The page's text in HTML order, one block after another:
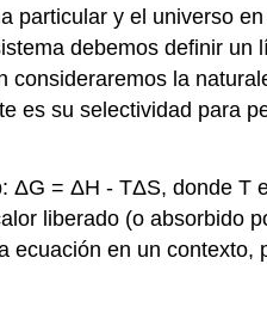
particular y el universo
debemos definir un
consideraremos la
es su selectividad para
ΔG = ΔH - TΔS, donde T
liberado (o absorbido
en un contexto,